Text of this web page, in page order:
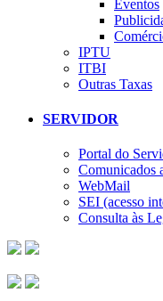
Eventos
IPTU
ITBI
Outras Taxas
SERVIDOR
Portal do
Comunicados
WebMail
SEI (acesso
Consulta às